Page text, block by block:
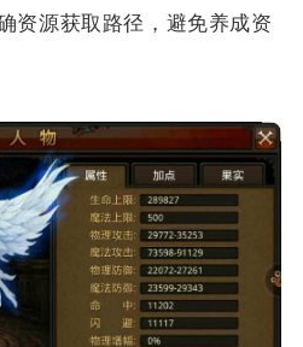
资源获取路径，避免养成资